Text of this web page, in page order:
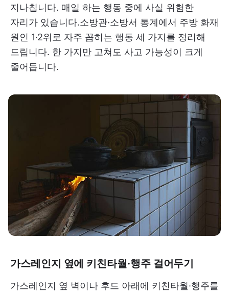
지나칩니다. 매일 하는 행동 중에 사실 위험한
자리가 있습니다.소방관·소방서 통계에서 주방 화재
원인 1·2위로 자주 꼽히는 행동 세 가지를 정리해
드립니다. 한 가지만 고쳐도 사고 가능성이 크게
줄어듭니다.
가스레인지 옆에 키친타월·행주 걸어두기
가스레인지 옆 벽이나 후드 아래에 키친타월·행주를